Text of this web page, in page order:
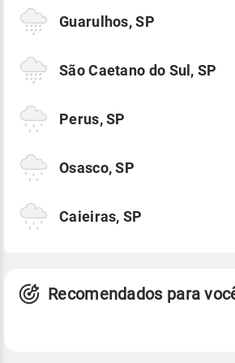
Guarulhos, SP
São Caetano do Sul, SP
Perus, SP
Osasco, SP
Caieiras, SP
Recomendados para